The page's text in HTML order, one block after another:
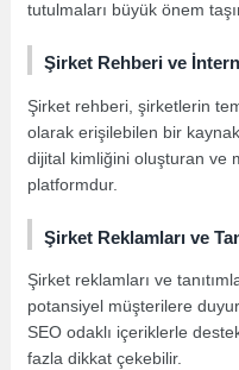
tutulmaları büyük önem
Şirket Rehberi ve
Şirket rehberi, şirketlerin
olarak erişilebilen bir
dijital kimliğini oluşturan ve
platformdur.
Şirket Reklamları ve
Şirket reklamları ve
potansiyel müşterilere
SEO odaklı içeriklerle
fazla dikkat çekebilir.